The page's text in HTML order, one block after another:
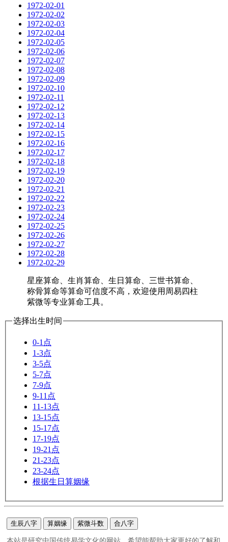
1972-02-01
1972-02-02
1972-02-03
1972-02-04
1972-02-05
1972-02-06
1972-02-07
1972-02-08
1972-02-09
1972-02-10
1972-02-11
1972-02-12
1972-02-13
1972-02-14
1972-02-15
1972-02-16
1972-02-17
1972-02-18
1972-02-19
1972-02-20
1972-02-21
1972-02-22
1972-02-23
1972-02-24
1972-02-25
1972-02-26
1972-02-27
1972-02-28
1972-02-29
星座算命、生肖算命、生日算命、三世书算命、
称骨算命等算命可信度不高，欢迎使用周易四柱
紫微等专业算命工具。
选择出生时间
0-1点
1-3点
3-5点
5-7点
7-9点
9-11点
11-13点
13-15点
15-17点
17-19点
19-21点
21-23点
23-24点
根据生日算姻缘
生辰八字 算姻缘 紫微斗数 合八字